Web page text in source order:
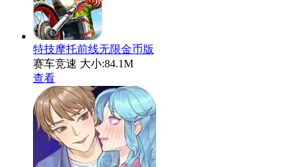
特技摩托前线无限金币版
赛车竞速 大小:84.1M
查看